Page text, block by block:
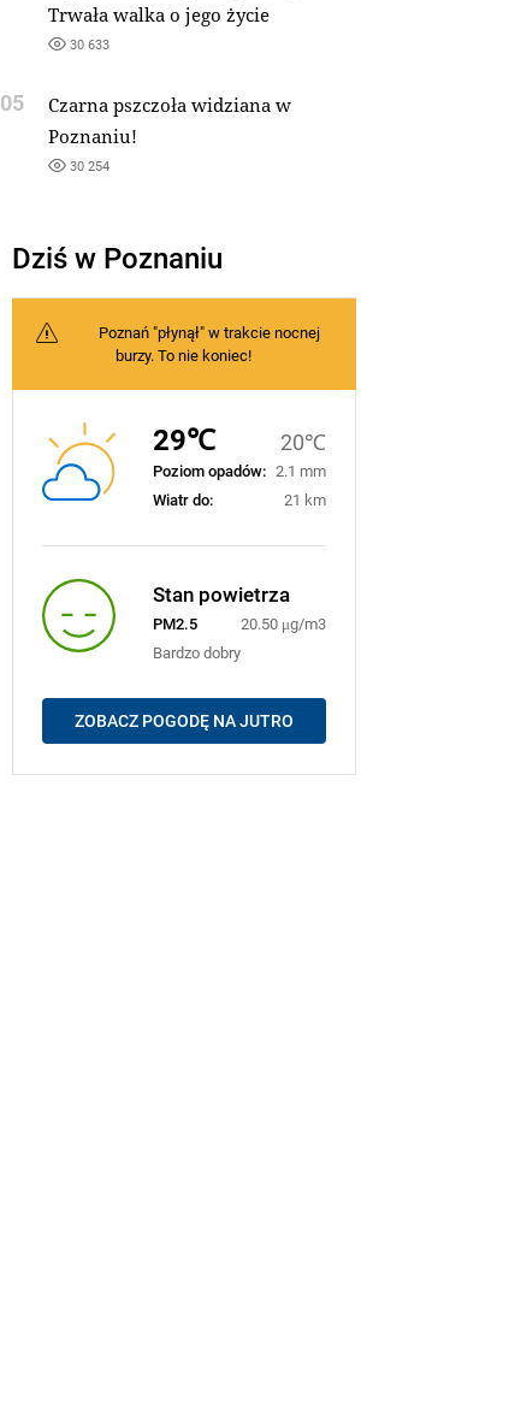
Trwała walka o jego życie
30 633
05
Czarna pszczoła widziana w
Poznaniu!
30 254
Dziś w Poznaniu
Poznań "płynął" w trakcie nocnej
burzy. To nie koniec!
29℃ 20℃
Poziom opadów: 2.1 mm
Wiatr do:
21 km
Stan powietrza
PM2.5
20.50 μg/m3
Bardzo dobry
ZOBACZ POGODĘ NA JUTRO